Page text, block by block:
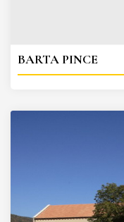
BARTA PINCE